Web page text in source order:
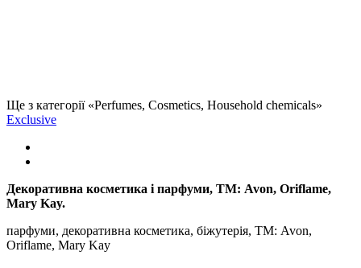
Ще з категорії «Perfumes, Cosmetics, Household chemicals»
Exclusive
Декоративна косметика і парфуми, ТМ: Avon, Oriflame,
Mary Kay.
парфуми, декоративна косметика, біжутерія, ТМ: Avon,
Oriflame, Mary Kay